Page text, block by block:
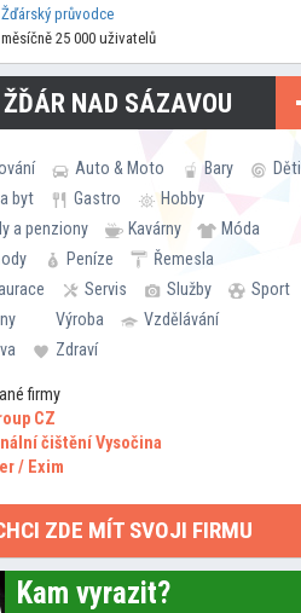
Žďárský průvodce
měsíčně 25 000 uživatelů
NAD SÁZAVOU
Auto & Moto Bary
Děti
byt
Gastro
Hobby
a penziony
Kavárny
Móda
Peníze
Řemesla
Servis Služby
Sport
Výroba
Vzdělávání
Zdraví
firmy
CZ
čištění Vysočina
/ Exim
ZDE MÍT SVOJI FIRMU
Kam vyrazit?